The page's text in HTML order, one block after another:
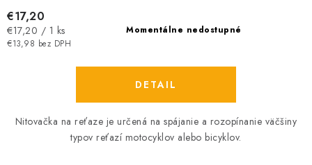
Momentálne nedostupné
€13,98 bez DPH
€17,20
Jednotková
cena:
€17,20 / 1 ks
DETAIL
Nitovačka na reťaze je určená na spájanie a rozopínanie väčšiny
typov reťazí motocyklov alebo bicyklov.